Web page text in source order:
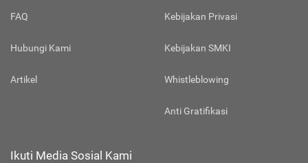
FAQ
Hubungi Kami
Artikel
Kebijakan Privasi
Kebijakan SMKI
Whistleblowing
Anti Gratifikasi
Ikuti Media Sosial Kami